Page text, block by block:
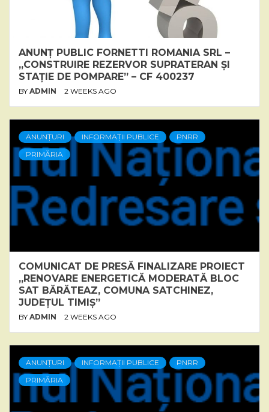
ANUNȚ PUBLIC FORNETTI ROMANIA SRL –
„CONSTRUIRE REZERVOR SUPRATERAN ȘI
STAȚIE DE POMPARE” – CF 400237
BY ADMIN 2 WEEKS AGO
ANUNȚURI INFORMAȚII PUBLICE
PNRR
PRIMĂRIA
COMUNICAT DE PRESĂ FINALIZARE PROIECT
„RENOVARE ENERGETICĂ MODERATĂ BLOC
SAT BĂRĂTEAZ, COMUNA SATCHINEZ,
JUDEȚUL TIMIȘ”
BY ADMIN 2 WEEKS AGO
ANUNȚURI INFORMAȚII PUBLICE
PNRR
PRIMĂRIA